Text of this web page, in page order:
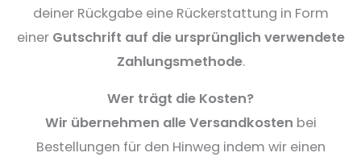
deiner Rückgabe eine Rückerstattung in Form
einer Gutschrift auf die ursprünglich verwendete
Zahlungsmethode.
Wer trägt die Kosten?
Wir übernehmen alle Versandkosten bei
Bestellungen für den Hinweg indem wir einen